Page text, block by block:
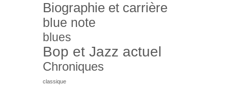
Biographie et carrière
blue note
blues
Bop et Jazz actuel
Chroniques
classique